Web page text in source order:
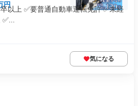
円
以上 ✅要普通自動車運転免許 ✅未経
気になる